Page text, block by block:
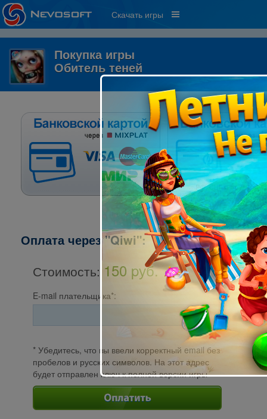
Скачать игры
Покупка игры
Обитель теней
Оплата через "Qiwi":
Стоимость: 150 pуб.
E-mail плательщика*:
* Убедитесь, что вы ввели корректный email без
пробелов и русских символов. На этот адрес
будет отправлен ключ к полной версии игры